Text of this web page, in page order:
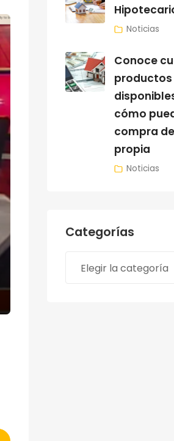
Noticias
Conoce
cómo
compra
propia
Noticias
Categorías